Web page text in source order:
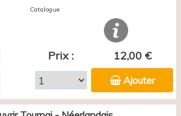
Catalogue
Prix : 12,00 €
Ajouter